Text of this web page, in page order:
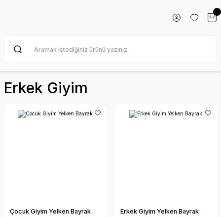
Erkek Giyim
Çocuk Giyim Yelken Bayrak
Erkek Giyim Yelken Bayrak